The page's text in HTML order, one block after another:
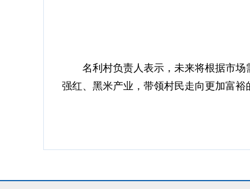
名利村负责人表示，未来将根据市
强红、黑米产业，带领村民走向更加富裕